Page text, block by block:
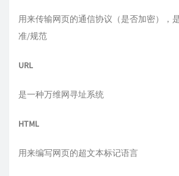
用来传输网页的通信协议（是否加密），
准/规范
URL
是一种万维网寻址系统
HTML
用来编写网页的超文本标记语言